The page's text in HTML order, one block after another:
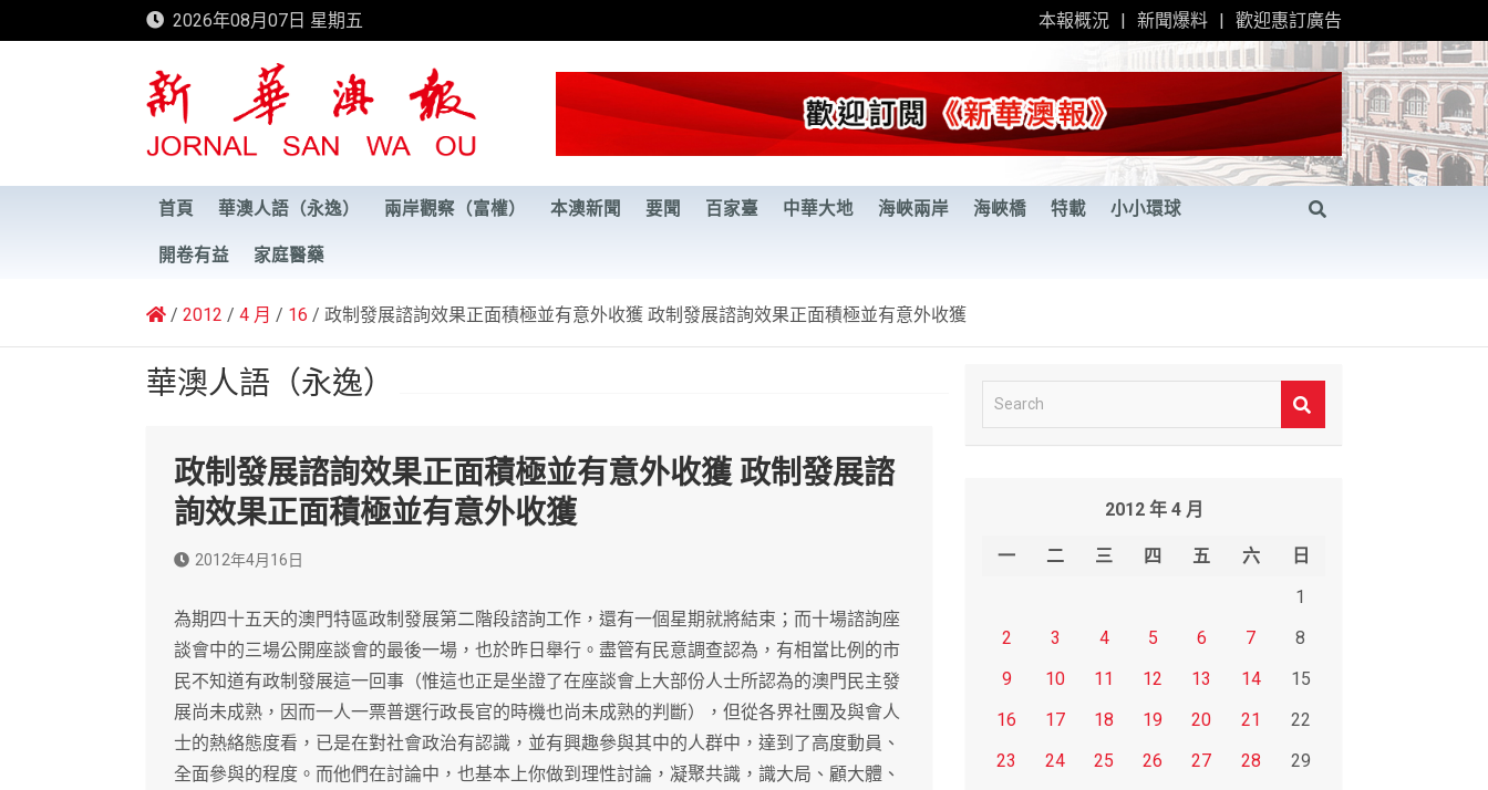
to
2026年08月07日 星期五 本報概況 新聞爆料 歡迎惠訂廣告
新華澳報
首頁 華澳人語（永逸） 兩岸觀察（富權） 本澳新聞 要聞 百家臺 中華大地 海峽兩岸 海峽橋 特載 小小環球
開卷有益 家庭醫藥
2012 4 月 16 政制發展諮詢效果正面積極並有意外收獲 政制發展諮詢效果正面積極並有意外收獲
華澳人語（永逸）
政制發展諮詢效果正面積極並有意外收獲 政制發展諮
詢效果正面積極並有意外收獲
2012年4月16日
為期四十五天的澳門特區政制發展第二階段諮詢工作，還有一個星期就將結束；而十場諮詢座
談會中的三場公開座談會的最後一場，也於昨日舉行。盡管有民意調查認為，有相當比例的市
民不知道有政制發展這一回事（惟這也正是坐證了在座談會上大部份人士所認為的澳門民主發
展尚未成熟，因而一人一票普選行政長官的時機也尚未成熟的判斷），但從各界社團及與會人
士的熱絡態度看，已是在對社會政治有認識，並有興趣參與其中的人群中，達到了高度動員、
全面參與的程度。而他們在討論中，也基本上你做到理性討論，凝聚共識，識大局、顧大體、
e
2012 年 4 月
一 二 三 四 五 六
日
1
2
3 4 5 6 7
8
9
10 11 12 13 14
15
16
17 18 19 20 21
22
23
24 25 26 27 28
29